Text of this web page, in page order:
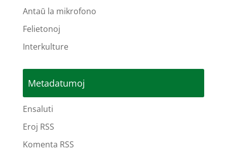
Antaŭ la mikrofono
Felietonoj
Interkulture
Metadatumoj
Ensaluti
Eroj RSS
Komenta RSS